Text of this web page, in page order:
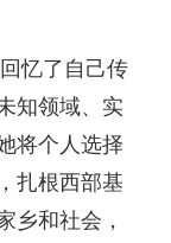
忆了自己传
知领域、实
将个人选择
扎根西部基
乡和社会，